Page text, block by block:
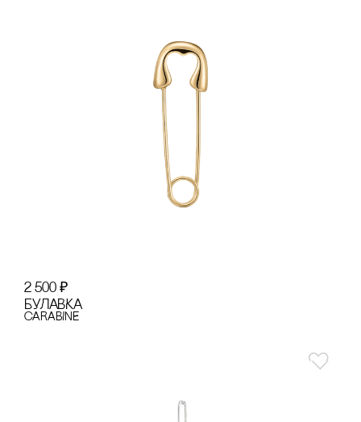
2 500 ₽
БУЛАВКА
cARABINE